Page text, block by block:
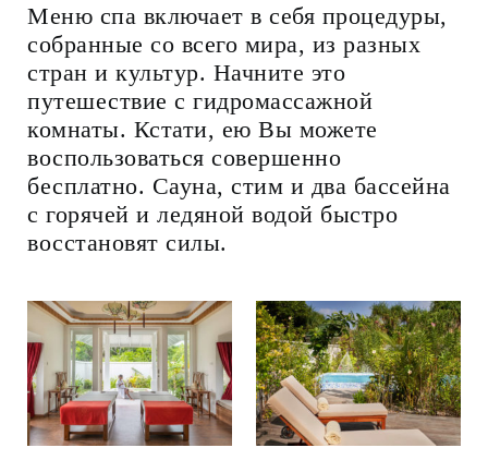
Меню спа включает в себя процедуры,
собранные со всего мира, из разных
стран и культур. Начните это
путешествие с гидромассажной
комнаты. Кстати, ею Вы можете
воспользоваться совершенно
бесплатно. Сауна, стим и два бассейна
с горячей и ледяной водой быстро
восстановят силы.